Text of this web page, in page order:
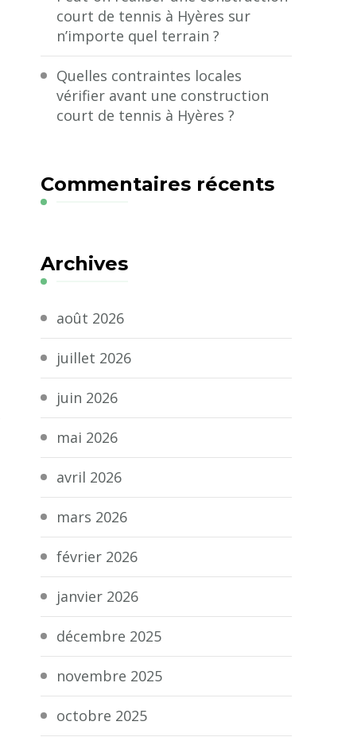
court de tennis à Hyères sur
n’importe quel terrain ?
Quelles contraintes locales
vérifier avant une construction
court de tennis à Hyères ?
Commentaires récents
Archives
août 2026
juillet 2026
juin 2026
mai 2026
avril 2026
mars 2026
février 2026
janvier 2026
décembre 2025
novembre 2025
octobre 2025